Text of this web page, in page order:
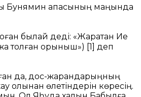
Бунямин қақпасының маңында
былай деді: «Жаратқан Ие
толған қорқыныш») [1] деп
да, дос-жарандарыңның
қолынан өлетіндерін көресің.